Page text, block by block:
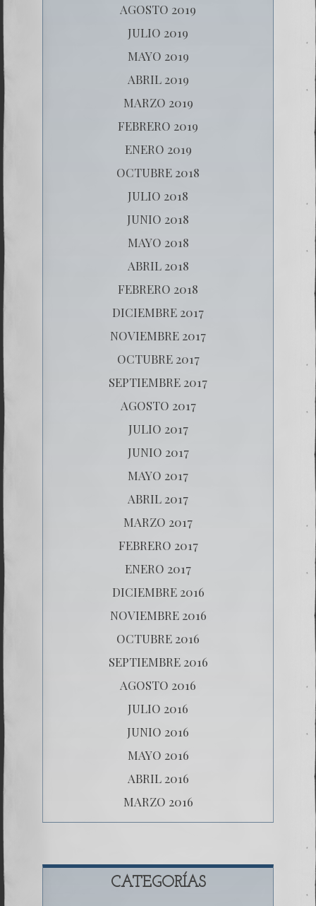
AGOSTO 2019
JULIO 2019
MAYO 2019
ABRIL 2019
MARZO 2019
FEBRERO 2019
ENERO 2019
OCTUBRE 2018
JULIO 2018
JUNIO 2018
MAYO 2018
ABRIL 2018
FEBRERO 2018
DICIEMBRE 2017
NOVIEMBRE 2017
OCTUBRE 2017
SEPTIEMBRE 2017
AGOSTO 2017
JULIO 2017
JUNIO 2017
MAYO 2017
ABRIL 2017
MARZO 2017
FEBRERO 2017
ENERO 2017
DICIEMBRE 2016
NOVIEMBRE 2016
OCTUBRE 2016
SEPTIEMBRE 2016
AGOSTO 2016
JULIO 2016
JUNIO 2016
MAYO 2016
ABRIL 2016
MARZO 2016
CATEGORÍAS